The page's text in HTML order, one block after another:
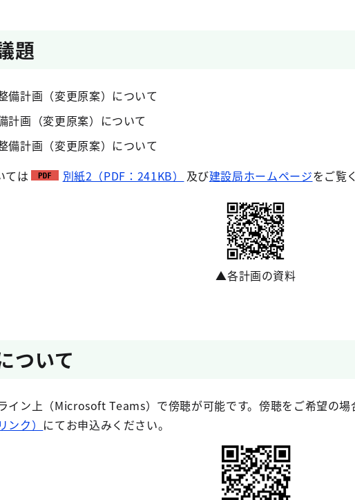
題
備計画（変更原案）について
計画（変更原案）について
備計画（変更原案）について
ては
別紙2（PDF：241KB） 及び建設局ホームページをご覧
▲各計画の資料
ついて
イン上（Microsoft Teams）で傍聴が可能です。傍聴をご希望の
ンク） にてお申込みください。